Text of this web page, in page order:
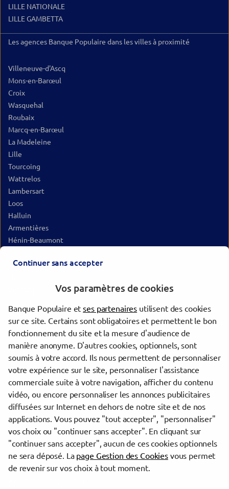
LILLE NATIONALE
LILLE GAMBETTA
Les agences Banque Populaire dans les villes à proximité
Villeneuve-d'Ascq
Mons-en-Barœul
Croix
Wasquehal
Roubaix
Marcq-en-Barœul
La Madeleine
Lille
Tourcoing
Wattrelos
Lambersart
Loos
Halluin
Armentières
Hénin-Beaumont
Lens
Valenciennes
Hazebrouck
Bruay-la-Buissière
Arras
Trouver une agence Banque Populaire
Nord
Villeneuve-d'Ascq
VILLENEUVE D'ASCQ COUSINERIE
evermaps ©
Continuer sans accepter
Vos paramètres de cookies
Banque Populaire etses partenaires utilisent des cookies
sur ce site. Certains sont obligatoires et permettent le bon
fonctionnement du site et la mesure d'audience de
manière anonyme. D'autres cookies, optionnels, sont
soumis à votre accord. Ils nous permettent de personnaliser
votre expérience sur le site, personnaliser l'assistance
commerciale suite à votre navigation, afficher du contenu
vidéo, ou encore personnaliser les annonces publicitaires
diffusées sur Internet en dehors de notre site et de nos
applications. Vous pouvez "tout accepter", "personnaliser"
vos choix ou "continuer sans accepter". En cliquant sur
"continuer sans accepter", aucun de ces cookies optionnels
ne sera déposé. La page Gestion des Cookiesvous permet
de revenir sur vos choix à tout moment.